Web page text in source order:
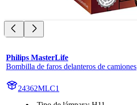
Philips MasterLife
Bombilla de faros delanteros de camiones
24362MLC1